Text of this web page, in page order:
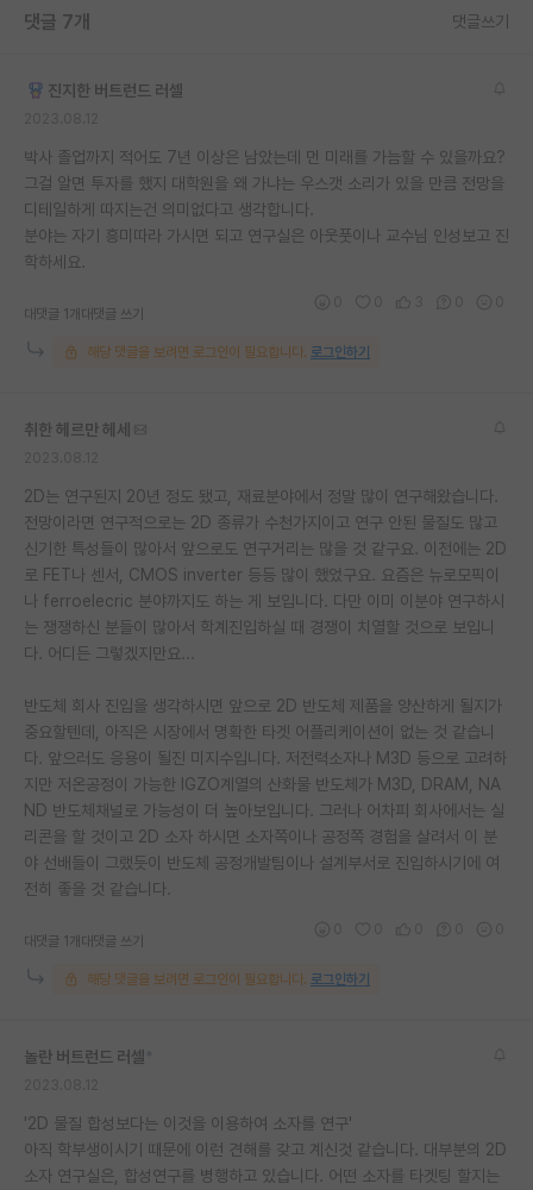
이벤트
댓글 7개 댓글쓰기
진지한 버트런드 러셀
박사 졸업까지 적어도 7년 이상은 남았는데 먼 미래를 가늠할 수 있을까요?
그걸 알면 투자를 했지 대학원을 왜 가냐는 우스갯 소리가 있을 만큼 전망을
디테일하게 따지는건 의미없다고 생각합니다.
분야는 자기 흥미따라 가시면 되고 연구실은 아웃풋이나 교수님 인성보고 진
학하세요.
대댓글 1개 대댓글 쓰기
해당 댓글을 보려면 로그인이 필요합니다. 로그인하기
취한 헤르만 헤세
2D는 연구된지 20년 정도 됐고, 재료분야에서 정말 많이 연구해왔습니다.
전망이라면 연구적으로는 2D 종류가 수천가지이고 연구 안된 물질도 많고
신기한 특성들이 많아서 앞으로도 연구거리는 많을 것 같구요. 이전에는 2D
로 FET나 센서, CMOS inverter 등등 많이 했었구요. 요즘은 뉴로모픽이
나 ferroelecric 분야까지도 하는 게 보입니다. 다만 이미 이분야 연구하시
는 쟁쟁하신 분들이 많아서 학계진입하실 때 경쟁이 치열할 것으로 보입니
다. 어디든 그렇겠지만요...
반도체 회사 진입을 생각하시면 앞으로 2D 반도체 제품을 양산하게 될지가
중요할텐데, 아직은 시장에서 명확한 타겟 어플리케이션이 없는 것 같습니
다. 앞으러도 응용이 될진 미지수입니다. 저전력소자나 M3D 등으로 고려하
지만 저온공정이 가능한 IGZO계열의 산화물 반도체가 M3D, DRAM, NA
ND 반도체채널로 가능성이 더 높아보입니다. 그러나 어차피 회사에서는 실
리콘을 할 것이고 2D 소자 하시면 소자쪽이나 공정쪽 경험을 살려서 이 분
야 선배들이 그랬듯이 반도체 공정개발팀이나 설계부서로 진입하시기에 여
전히 좋을 것 같습니다.
대댓글 1개 대댓글 쓰기
해당 댓글을 보려면 로그인이 필요합니다. 로그인하기
놀란 버트런드 러셀
'2D 물질 합성보다는 이것을 이용하여 소자를 연구'
아직 학부생이시기 때문에 이런 견해를 갖고 계신것 같습니다. 대부분의 2D
소자 연구실은, 합성연구를 병행하고 있습니다. 어떤 소자를 타겟팅 할지는